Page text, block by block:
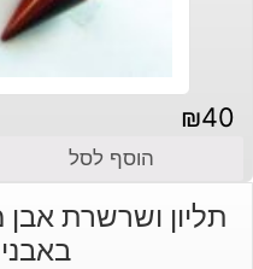
₪40
הוסף לסל
תליון ושרשרת
באבני 7 צ'קרות